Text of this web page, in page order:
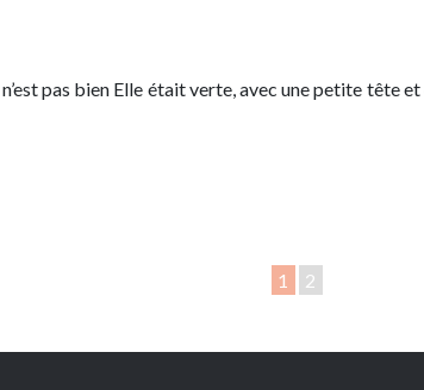
pas bien Elle était verte, avec une petite tête
1 2